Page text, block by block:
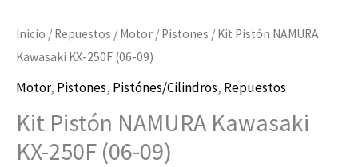
Inicio / Repuestos / Motor / Pistones / Kit Pistón NAMURA
Kawasaki KX-250F (06-09)
Motor, Pistones, Pistónes/Cilindros, Repuestos
Kit Pistón NAMURA Kawasaki
KX-250F (06-09)